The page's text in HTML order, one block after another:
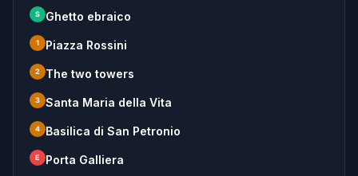
S Ghetto ebraico
1 Piazza Rossini
2 The two towers
3 Santa Maria della Vita
4 Basilica di San Petronio
E Porta Galliera